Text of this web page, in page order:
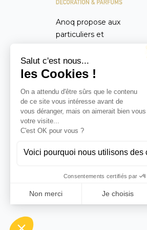
Anoq propose aux
particuliers et
professionnels du monde
entier un catalogue
exclusif d’objets de
parfums et diffuseurs de
parfum réalisés de
des matières naturelles.